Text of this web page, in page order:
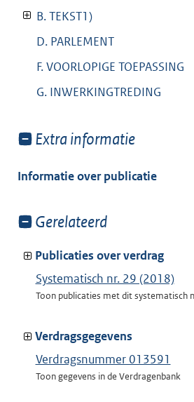
B. TEKST1)
D. PARLEMENT
F. VOORLOPIGE TOEPASSING
G. INWERKINGTREDING
Toon
van:
Extra informatie
Informatie over publicatie
Toon
van:
Gerelateerd
Publicaties over verdrag
Systematisch nr. 29 (2018)
Toon publicaties met dit systematisch
Verdragsgegevens
Verdragsnummer 013591
Toon gegevens in de Verdragenbank